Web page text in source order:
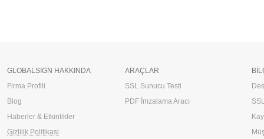
GLOBALSIGN HAKKINDA
Firma Profili
Blog
Haberler & Etkinlikler
Gizlilik Politikasi
ARAÇLAR
SSL Sunucu Testi
PDF İmzalama Aracı